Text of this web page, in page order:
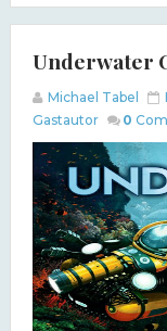
Underwater
Michael Tabel
Gastautor
0